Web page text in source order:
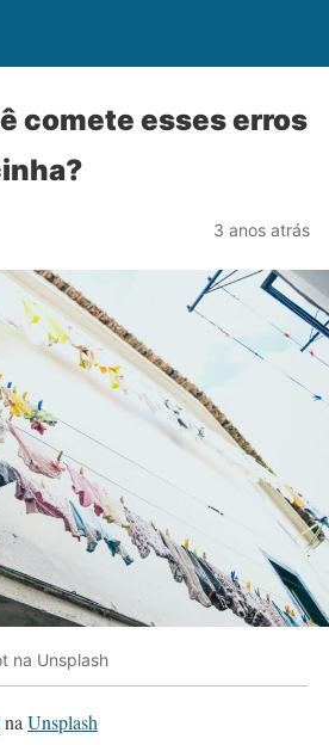
comete esses erros
3 anos atrás
na Unsplash
na Unsplash